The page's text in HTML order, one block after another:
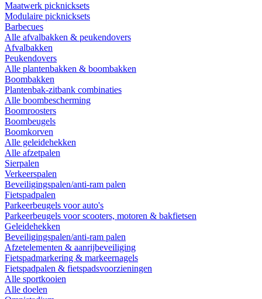
Maatwerk picknicksets
Modulaire picknicksets
Barbecues
Alle afvalbakken & peukendovers
Afvalbakken
Peukendovers
Alle plantenbakken & boombakken
Boombakken
Plantenbak-zitbank combinaties
Alle boombescherming
Boomroosters
Boombeugels
Boomkorven
Alle geleidehekken
Alle afzetpalen
Sierpalen
Verkeerspalen
Beveiligingspalen/anti-ram palen
Fietspadpalen
Parkeerbeugels voor auto's
Parkeerbeugels voor scooters, motoren & bakfietsen
Geleidehekken
Beveiligingspalen/anti-ram palen
Afzetelementen & aanrijbeveiliging
Fietspadmarkering & markeernagels
Fietspadpalen & fietspadsvoorzieningen
Alle sportkooien
Alle doelen